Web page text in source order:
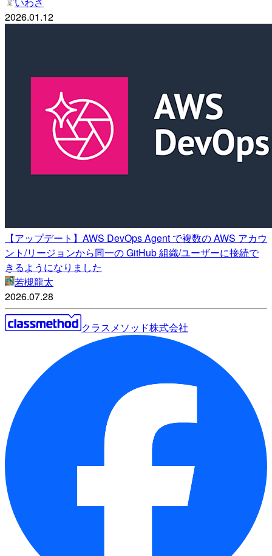
2026.01.12
【アップデート】AWS DevOps Agent で複数の AWS アカウ
ント/リージョンから同一の GitHub 組織/ユーザーに接続で
きるようになりました
若槻龍太
2026.07.28
クラスメソッド株式会社